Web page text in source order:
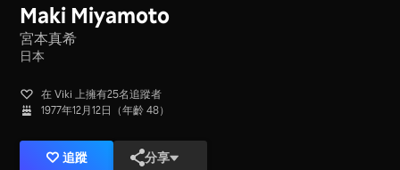
Maki Miyamoto
宮本真希
日本
在 Viki 上擁有25名追蹤者
1977年12月12日（年齡 48）
追蹤 分享